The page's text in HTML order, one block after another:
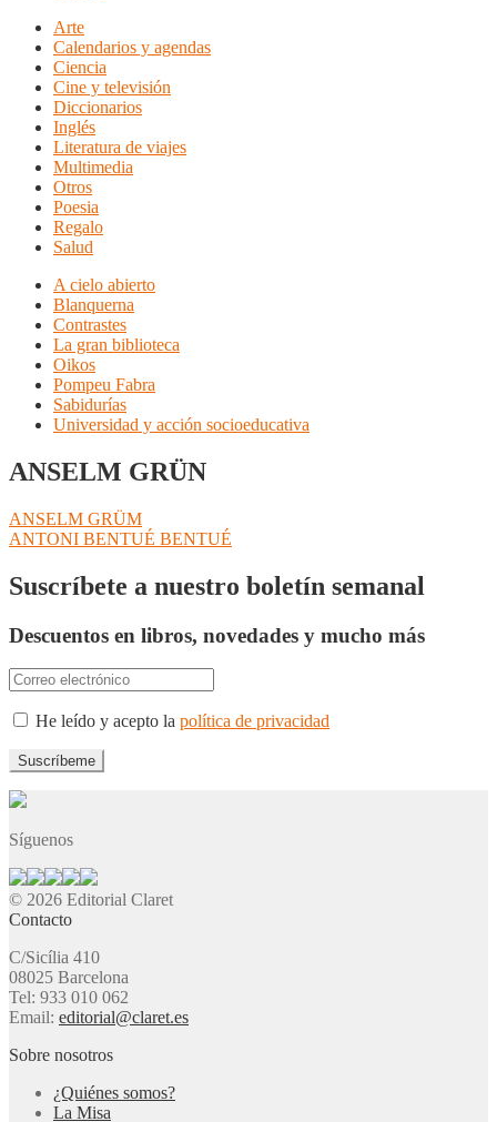
Arte
Calendarios y agendas
Ciencia
Cine y televisión
Diccionarios
Inglés
Literatura de viajes
Multimedia
Otros
Poesia
Regalo
Salud
A cielo abierto
Blanquerna
Contrastes
La gran biblioteca
Oikos
Pompeu Fabra
Sabidurías
Universidad y acción socioeducativa
ANSELM GRÜN
Navegación
de
entradas
Anterior:
ANSELM GRÜM
Siguiente:
ANTONI BENTUÉ BENTUÉ
Suscríbete a nuestro boletín semanal
Descuentos en libros, novedades y mucho más
He leído y acepto la política de privacidad
Síguenos
© 2026 Editorial Claret
Contacto
C/Sicília 410
08025 Barcelona
Tel: 933 010 062
Email: editorial@claret.es
Sobre nosotros
¿Quiénes somos?
La Misa